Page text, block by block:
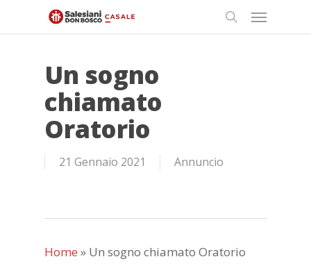
Menu
Un sogno
chiamato
Oratorio
21 Gennaio 2021 Annuncio
Home » Un sogno chiamato Oratorio